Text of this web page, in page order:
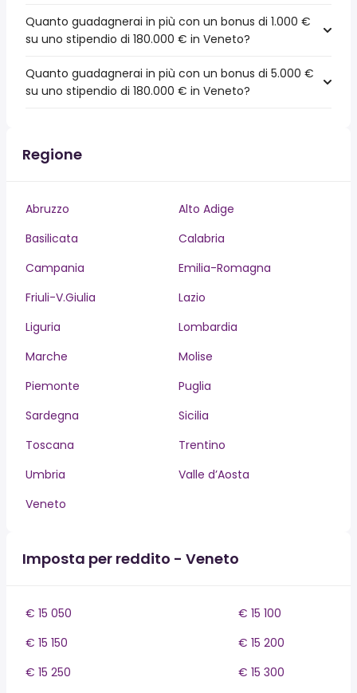
Quanto guadagnerai in più con un bonus di 1.000 €
su uno stipendio di 180.000 € in Veneto?
Quanto guadagnerai in più con un bonus di 5.000 €
su uno stipendio di 180.000 € in Veneto?
Regione
Abruzzo
Alto Adige
Basilicata
Calabria
Campania
Emilia-Romagna
Friuli-V.Giulia
Lazio
Liguria
Lombardia
Marche
Molise
Piemonte
Puglia
Sardegna
Sicilia
Toscana
Trentino
Umbria
Valle d’Aosta
Veneto
Imposta per reddito - Veneto
€ 15 050
€ 15 100
€ 15 150
€ 15 200
€ 15 250
€ 15 300